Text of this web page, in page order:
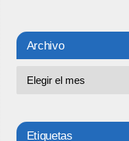
Archivo
Etiquetas